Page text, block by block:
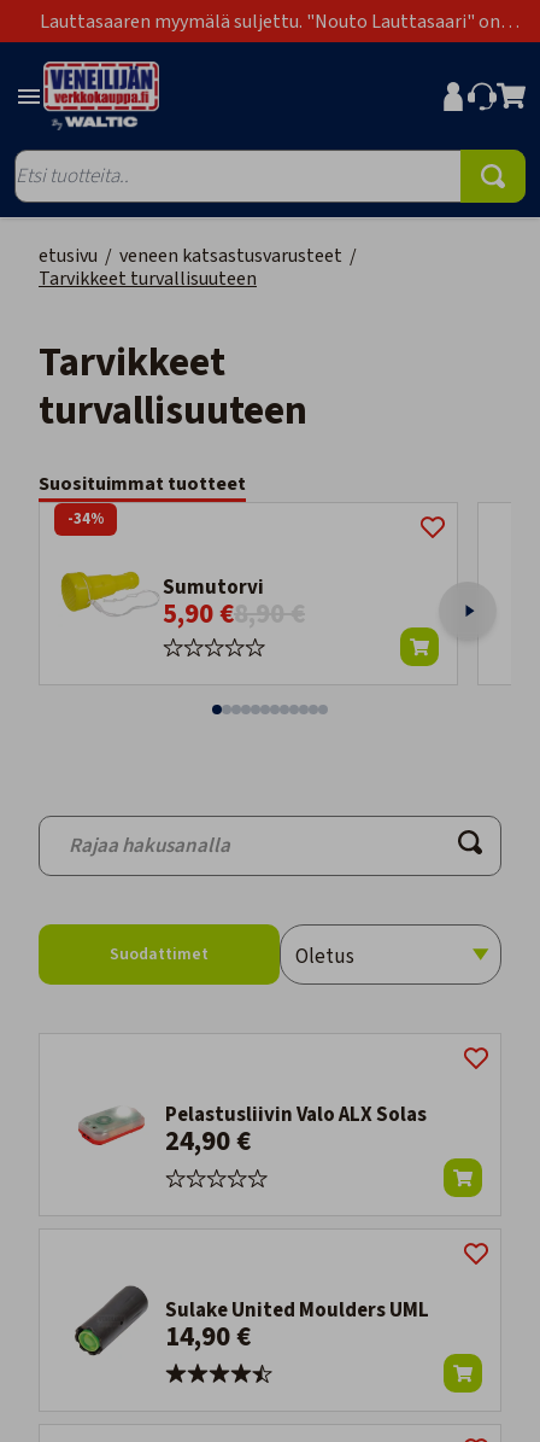
Lauttasaaren myymälä suljettu. "Nouto Lauttasaari" on
poistunut toimitustapavaihtoehdoista.
etusivu / veneen katsastusvarusteet /
Tarvikkeet turvallisuuteen
Tarvikkeet
turvallisuuteen
Suosituimmat tuotteet
Sumutorvi
5,90 €8,90 €
-34%
Suodattimet
Pelastusliivin Valo ALX Solas
24,90 €
Sulake United Moulders UML
14,90 €